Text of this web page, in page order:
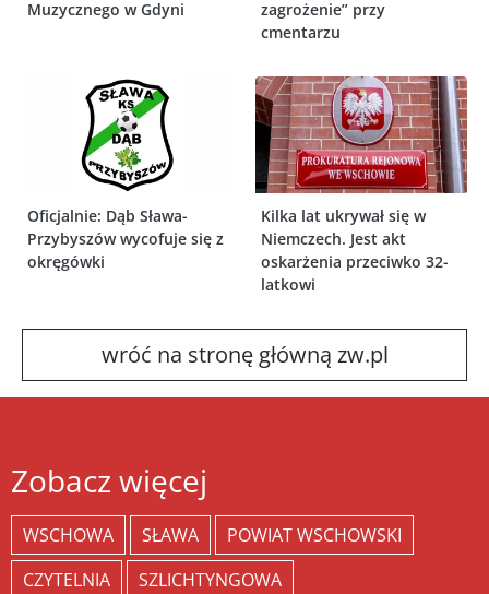
Muzycznego w Gdyni
zagrożenie” przy
cmentarzu
Oficjalnie: Dąb Sława-
Przybyszów wycofuje się z
okręgówki
Kilka lat ukrywał się w
Niemczech. Jest akt
oskarżenia przeciwko 32-
latkowi
wróć na stronę główną zw.pl
Zobacz więcej
WSCHOWA SŁAWA
POWIAT WSCHOWSKI
CZYTELNIA
SZLICHTYNGOWA